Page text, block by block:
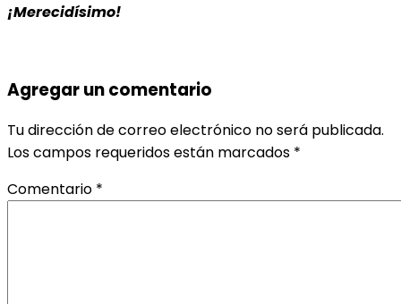
¡Merecidísimo!
Agregar un comentario
Tu dirección de correo electrónico no será publicada.
Los campos requeridos están marcados *
Comentario *